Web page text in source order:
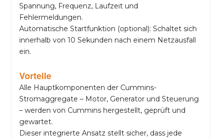
Spannung, Frequenz, Laufzeit und
Fehlermeldungen.
Automatische Startfunktion (optional): Schaltet sich
innerhalb von 10 Sekunden nach einem Netzausfall
ein.
Vorteile
Alle Hauptkomponenten der Cummins-
Stromaggregate – Motor, Generator und Steuerung
– werden von Cummins hergestellt, geprüft und
gewartet.
Dieser integrierte Ansatz stellt sicher, dass jede